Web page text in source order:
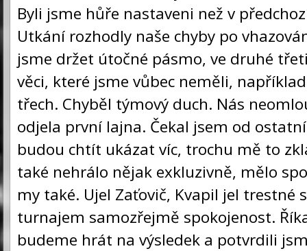
Byli jsme hůře nastaveni než v
Utkání rozhodly naše chyby po
jsme držet útočné pásmo, ve druhé
věci, které jsme vůbec neměli,
třech. Chyběl týmový duch. Nás
odjela první lajna. Čekal jsem od
budou chtít ukázat víc, trochu mě to
také nehrálo nějak exkluzivně, mělo
my také. Ujel Zaťovič, Kvapil jel trestné
turnajem samozřejmě spokojenost.
budeme hrát na výsledek a potvrdili